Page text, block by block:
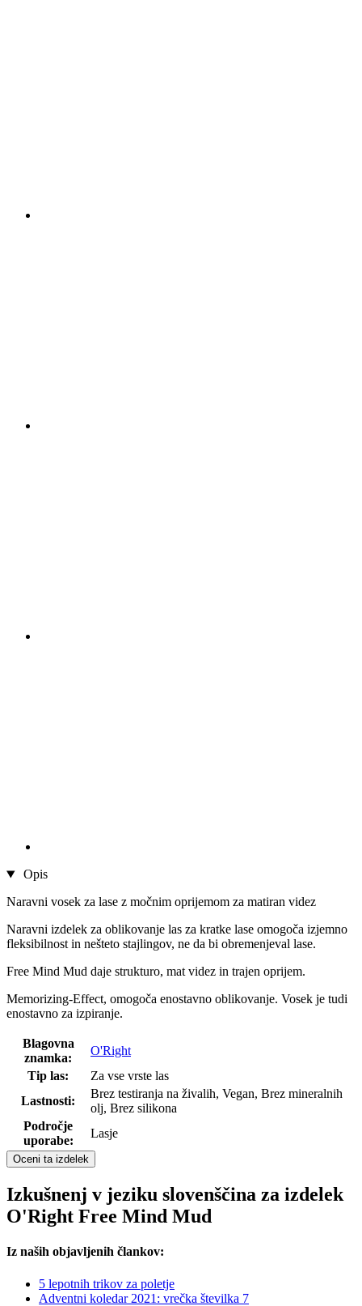
Opis
Naravni vosek za lase z močnim oprijemom za matiran videz
Naravni izdelek za oblikovanje las za kratke lase omogoča izjemno
fleksibilnost in nešteto stajlingov, ne da bi obremenjeval lase.
Free Mind Mud daje strukturo, mat videz in trajen oprijem.
Memorizing-Effect, omogoča enostavno oblikovanje. Vosek je tudi
enostavno za izpiranje.
Blagovna
znamka:
O'Right
Tip las:
Za vse vrste las
Lastnosti:
Brez testiranja na živalih, Vegan, Brez mineralnih
olj, Brez silikona
Področje
uporabe:
Lasje
Oceni ta izdelek
Izkušnenj v jeziku slovenščina za izdelek
O'Right Free Mind Mud
Iz naših objavljenih člankov:
5 lepotnih trikov za poletje
Adventni koledar 2021: vrečka številka 7